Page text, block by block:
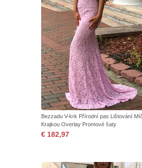
Bezzadu V-krk Přírodní pas Lištování
Krajkou Overlay Promové šaty
€ 182,97